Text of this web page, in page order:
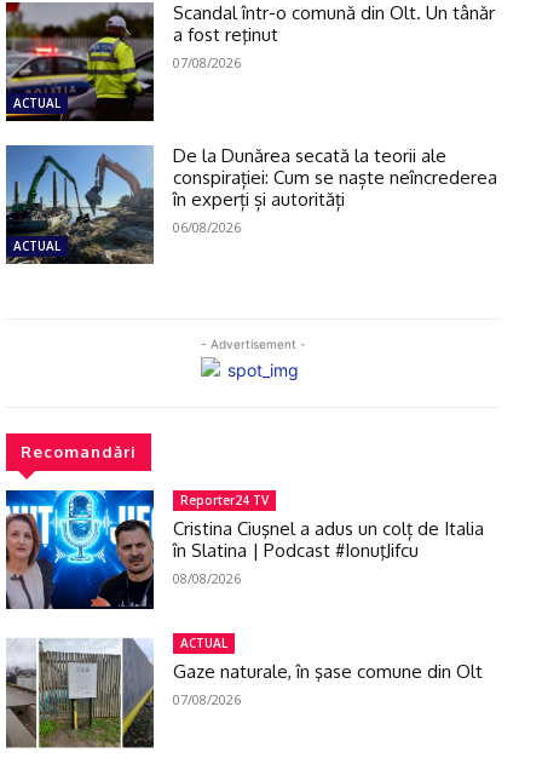
ACTUAL
Scandal într-o comună din Olt. Un tânăr
a fost reţinut
07/08/2026
ACTUAL
De la Dunărea secată la teorii ale
conspirației: Cum se naște neîncrederea
în experți și autorități
06/08/2026
- Advertisement -
Recomandări
Reporter24 TV
Cristina Ciuşnel a adus un colț de Italia
în Slatina | Podcast #IonuţJifcu
08/08/2026
ACTUAL
Gaze naturale, în şase comune din Olt
07/08/2026